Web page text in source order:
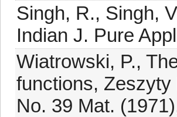
Singh, R., Singh,
Indian J. Pure
Wiatrowski, P.,
functions,
No. 39 Mat.